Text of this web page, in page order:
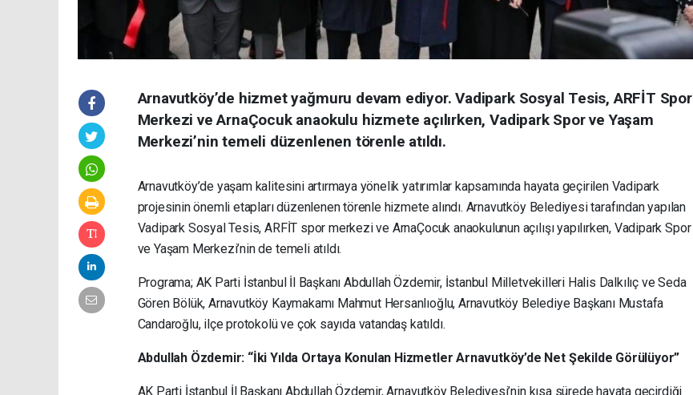
Arnavutköy’de hizmet yağmuru devam ediyor. Vadipark Sosyal Tesis, ARFİT Spor
Merkezi ve ArnaÇocuk anaokulu hizmete açılırken, Vadipark Spor ve Yaşam
Merkezi’nin temeli düzenlenen törenle atıldı.
Arnavutköy’de yaşam kalitesini artırmaya yönelik yatırımlar kapsamında hayata geçirilen Vadipark
projesinin önemli etapları düzenlenen törenle hizmete alındı. Arnavutköy Belediyesi tarafından yapılan
Vadipark Sosyal Tesis, ARFİT spor merkezi ve ArnaÇocuk anaokulunun açılışı yapılırken, Vadipark Spor
ve Yaşam Merkezi’nin de temeli atıldı.
Programa; AK Parti İstanbul İl Başkanı Abdullah Özdemir, İstanbul Milletvekilleri Halis Dalkılıç ve Seda
Gören Bölük, Arnavutköy Kaymakamı Mahmut Hersanlıoğlu, Arnavutköy Belediye Başkanı Mustafa
Candaroğlu, ilçe protokolü ve çok sayıda vatandaş katıldı.
Abdullah Özdemir: “İki Yılda Ortaya Konulan Hizmetler Arnavutköy’de Net Şekilde Görülüyor”
AK Parti İstanbul İl Başkanı Abdullah Özdemir, Arnavutköy Belediyesi’nin kısa sürede hayata geçirdiği